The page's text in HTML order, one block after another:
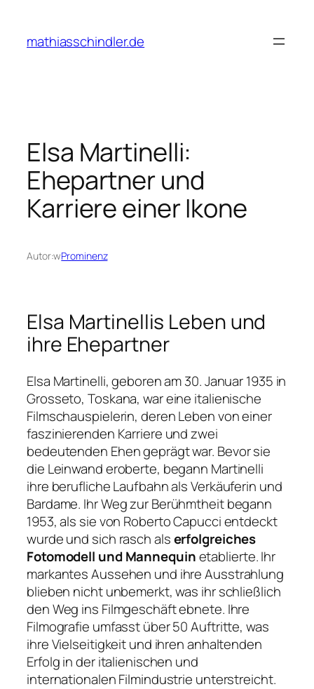
treścimathiasschindler.de
Elsa Martinelli:
Ehepartner und
Karriere einer Ikone
Autor:wProminenz
Elsa Martinellis Leben und
ihre Ehepartner
Elsa Martinelli, geboren am 30. Januar 1935 in
Grosseto, Toskana, war eine italienische
Filmschauspielerin, deren Leben von einer
faszinierenden Karriere und zwei
bedeutenden Ehen geprägt war. Bevor sie
die Leinwand eroberte, begann Martinelli
ihre berufliche Laufbahn als Verkäuferin und
Bardame. Ihr Weg zur Berühmtheit begann
1953, als sie von Roberto Capucci entdeckt
wurde und sich rasch alserfolgreiches
Fotomodell und Mannequinetablierte. Ihr
markantes Aussehen und ihre Ausstrahlung
blieben nicht unbemerkt, was ihr schließlich
den Weg ins Filmgeschäft ebnete. Ihre
Filmografie umfasst über 50 Auftritte, was
ihre Vielseitigkeit und ihren anhaltenden
Erfolg in der italienischen und
internationalen Filmindustrie unterstreicht.